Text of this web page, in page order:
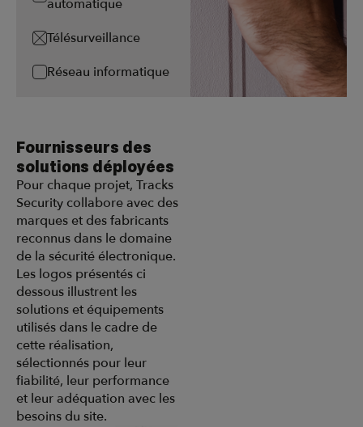
automatique
Télésurveillance
Réseau informatique
Fournisseurs des
solutions déployées
Pour chaque projet, Tracks
Security collabore avec des
marques et des fabricants
reconnus dans le domaine
de la sécurité électronique.
Les logos présentés ci
dessous illustrent les
solutions et équipements
utilisés dans le cadre de
cette réalisation,
sélectionnés pour leur
fiabilité, leur performance
et leur adéquation avec les
besoins du site.